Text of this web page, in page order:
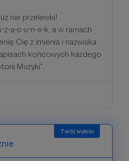
nie przelewki!
z-a-c-u-n-e-k, a w ramach
Cię z imienia i nazwiska
końcowych każdego
Muzyki".